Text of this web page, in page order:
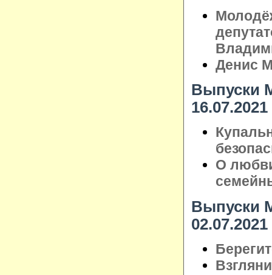
Денис
Выпуски
16.07.2021
О
Выпуски
02.07.2021